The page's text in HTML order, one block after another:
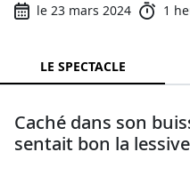
le 23 mars 2024
1
LE SPECTACLE
Caché dans son
sentait bon la lessive